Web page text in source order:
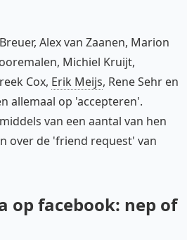
Alex van Zaanen, Marion
Michiel Kruijt,
Cox, Erik Meijs, Rene Sehr en
allemaal op 'accepteren'.
van een aantal van hen
over de 'friend request' van
op facebook: nep of